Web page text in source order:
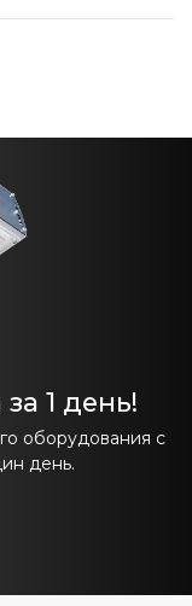
1 день!
оборудования с
день.